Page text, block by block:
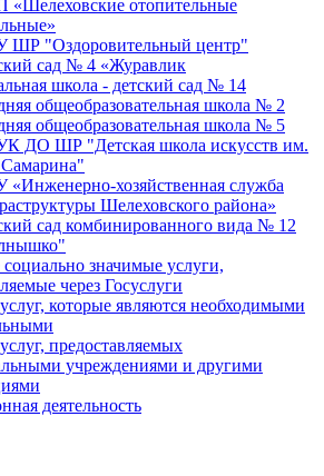
отопительные
"Оздоровительный центр"
сад № 4 «Журавлик
школа - детский сад № 14
общеобразовательная школа № 2
общеобразовательная школа № 5
ДО ШР "Детская школа искусств им.
хозяйственная служба
Шелеховского района»
сад комбинированного вида № 12
значимые услуги,
через Госуслуги
которые являются необходимыми
предоставляемых
учреждениями и другими
деятельность